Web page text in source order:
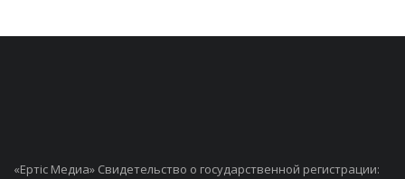
«Ертiс Медиа» Свидетельство о государственной регистрации: